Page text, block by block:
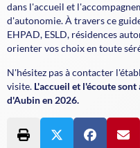
dans l'accueil et
d'autonomie. À travers ce
EHPAD, ESLD, résidences
orienter vos choix en toute
N'hésitez pas à contacter
visite. L'accueil et l'écoute
d'Aubin en 2026.